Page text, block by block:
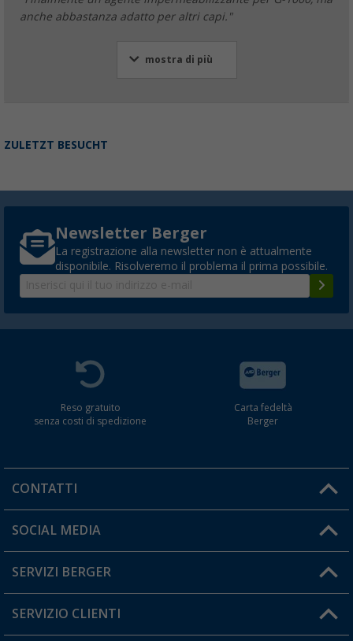
anche abbastanza adatto per altri capi."
mostra di più
ZULETZT BESUCHT
Newsletter Berger
La registrazione alla newsletter non è attualmente
disponibile. Risolveremo il problema il prima possibile.
Reso gratuito
senza costi di spedizione
Carta fedeltà
Berger
CONTATTI
Orari di apertura del servizio:
Hai una domanda?
SOCIAL MEDIA
SERVIZI BERGER
Diventare rivenditori
SERVIZIO CLIENTI